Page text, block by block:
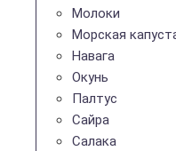
Молоки
Морская
Навага
Окунь
Палтус
Сайра
Салака